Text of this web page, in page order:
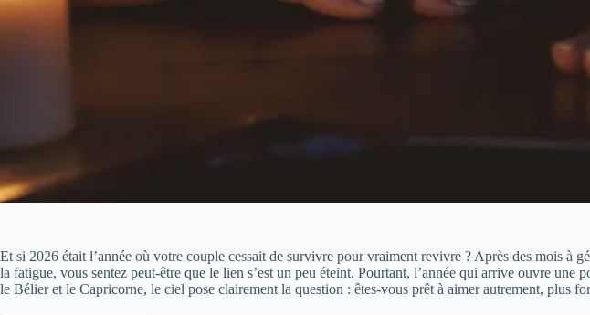
Et si 2026 était l’année où votre couple cessait de survivre pour vraiment revivre ? Après des mois à
la fatigue, vous sentez peut-être que le lien s’est un peu éteint. Pourtant, l’année qui arrive ouvre une
le Bélier et le Capricorne, le ciel pose clairement la question : êtes-vous prêt à aimer autrement, plus